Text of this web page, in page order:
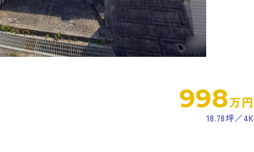
998万円
18.78坪 4K